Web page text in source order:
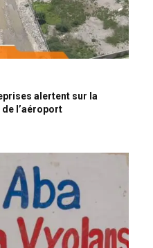
alertent sur la
l’aéroport